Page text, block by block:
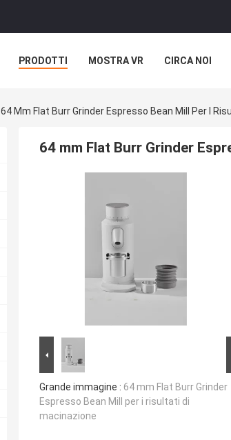
PRODOTTI MOSTRA VR CIRCA NOI
64 Mm Flat Burr Grinder Espresso Bean Mill Per I
64 mm Flat Burr Grinder
Grande immagine : 64 mm Flat Burr Grinder
Espresso Bean Mill per i risultati di
macinazione